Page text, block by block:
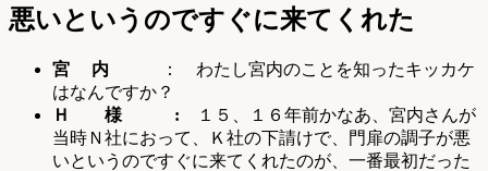
悪いというのですぐに来てくれた
宮 内 ： わたし宮内のことを知ったキッカケ
はなんですか？
Ｈ 様 :
１５、１６年前かなあ、宮内さんが
当時Ｎ社におって、Ｋ社の下請けで、門扉の調子が悪
いというのですぐに来てくれたのが、一番最初だった